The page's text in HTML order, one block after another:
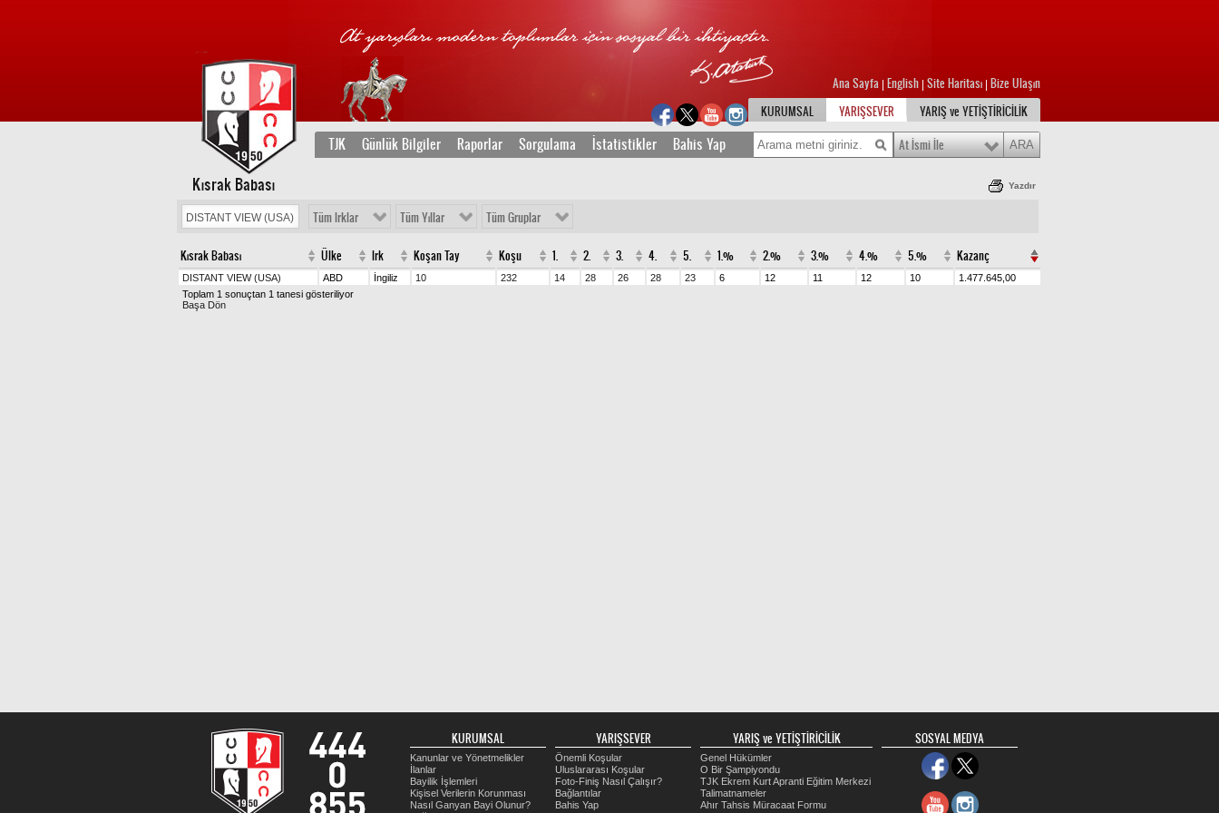
Ana Sayfa English Site Haritası Bize Ulaşın
KURUMSAL
YARIŞSEVER YARIŞ ve YETİŞTİRİCİLİK
TJK Günlük Bilgiler Raporlar Sorgulama İstatistikler Bahis Yap At İsmi İle
Kısrak Babası Yazdır
Tüm Irklar Tüm Yıllar Tüm Gruplar
Kısrak Babası Ülke Irk Koşan Tay Koşu 1. 2. 3. 4. 5. 1.% 2.% 3.% 4.% 5.% Kazanç
DISTANT VIEW (USA) ABD İngiliz 10 232 14 28 26 28 23 6 12 11 12 10
1.477.645,00
Toplam 1 sonuçtan 1 tanesi gösteriliyor
Başa Dön
KURUMSAL
Kanunlar ve Yönetmelikler
İlanlar
Bayilik İşlemleri
Kişisel Verilerin Korunması
Nasıl Ganyan Bayi Olunur?
YARIŞSEVER
Önemli Koşular
Uluslararası Koşular
Foto-Finiş Nasıl Çalışır?
Bağlantılar
Bahis Yap
YARIŞ ve YETİŞTİRİCİLİK
Genel Hükümler
O Bir Şampiyondu
TJK Ekrem Kurt Apranti Eğitim Merkezi
Talimatnameler
Ahır Tahsis Müracaat Formu
SOSYAL MEDYA